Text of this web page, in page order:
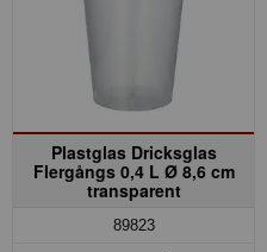
Plastglas Dricksglas
Flergångs 0,4 L Ø 8,6 cm
transparent
89823